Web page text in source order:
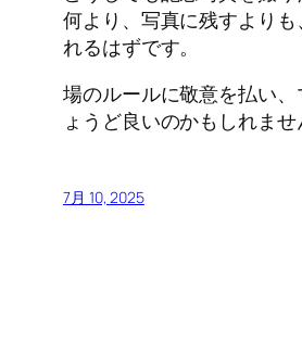
何より、写真に残すより
れるはずです。
場のルールに敬意を払い
ょうど良いのかもしれませ
7月 10, 2025